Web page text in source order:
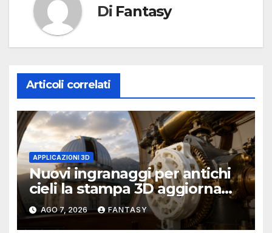
Di Fantasy
Articoli correlati
APPLICAZIONI 3D
Nuovi ingranaggi per antichi
cieli la stampa 3D aggiorna
un osservatorio del 1930 della
University of Arkansas at
AGO 7, 2026 FANTASY